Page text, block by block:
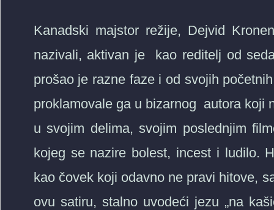
Kanadski majstor režije, Dejvid
nazivali, aktivan je kao reditelj od
prošao je razne faze i od svojih
proklamovale ga u bizarnog autora koji
u svojim delima, svojim poslednjim
kojeg se nazire bolest, incest i ludilo.
kao čovek koji odavno ne pravi hitove,
ovu satiru, stalno uvodeći jezu „na